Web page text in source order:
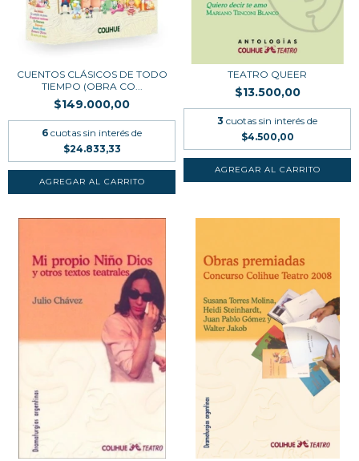
CUENTOS CLÁSICOS DE TODO
TIEMPO (OBRA CO...
$149.000,00
6 cuotas sin interés de
$24.833,33
TEATRO QUEER
$13.500,00
3 cuotas sin interés de
$4.500,00